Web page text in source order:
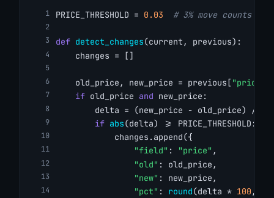
PRICE_THRESHOLD = 0.03 # 3% move counts as
def detect_changes(current, previous):
    changes = []
    old_price, new_price = previous[
"price"
if old_price and new_price:
delta = (new_price - old_price) /
if abs(delta) >= PRICE_THRESHOLD:
            changes.append({
"field" : "price" ,
"old" : old_price,
"new" : new_price,
"pct" : round(delta * 100 ,